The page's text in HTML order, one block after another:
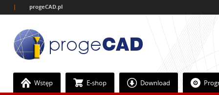
| progeCAD.pl
Wstęp E-shop Download